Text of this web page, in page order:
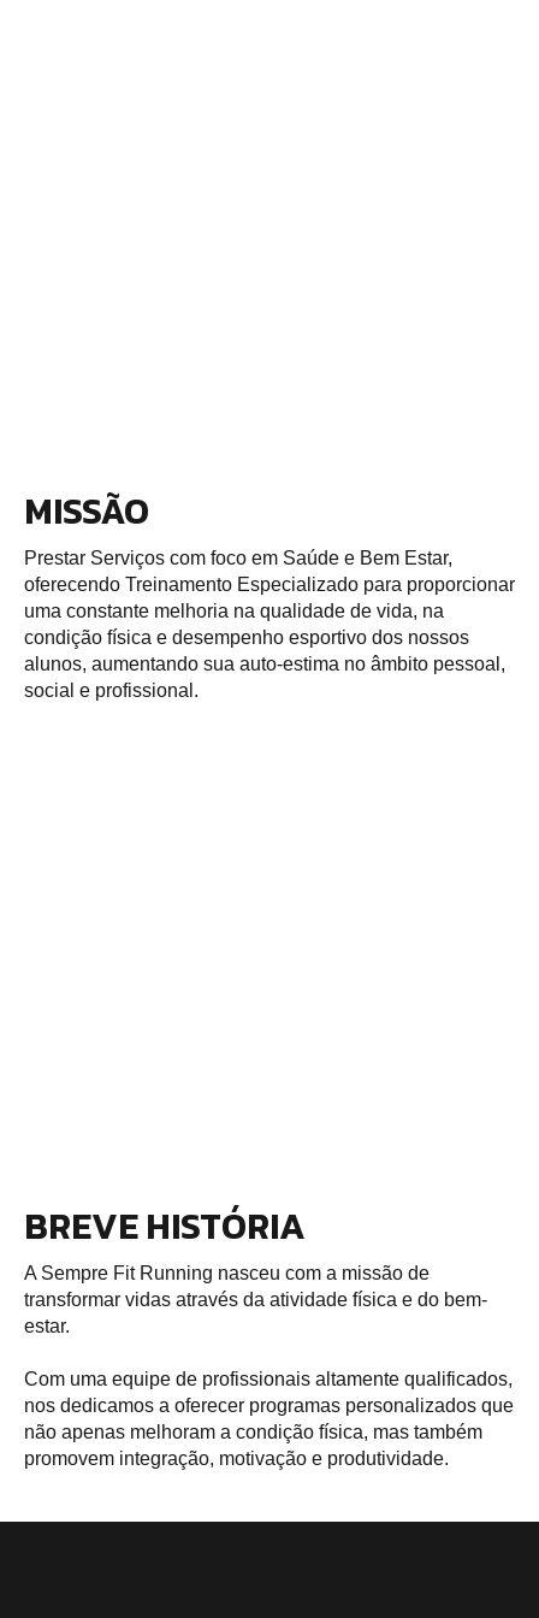
MISSÃO
Prestar Serviços com foco em Saúde e Bem Estar,
oferecendo Treinamento Especializado para proporcionar
uma constante melhoria na qualidade de vida, na
condição física e desempenho esportivo dos nossos
alunos, aumentando sua auto-estima no âmbito pessoal,
social e profissional.
BREVE HISTÓRIA
A Sempre Fit Running nasceu com a missão de
transformar vidas através da atividade física e do bem-
estar.
Com uma equipe de profissionais altamente qualificados,
nos dedicamos a oferecer programas personalizados que
não apenas melhoram a condição física, mas também
promovem integração, motivação e produtividade.